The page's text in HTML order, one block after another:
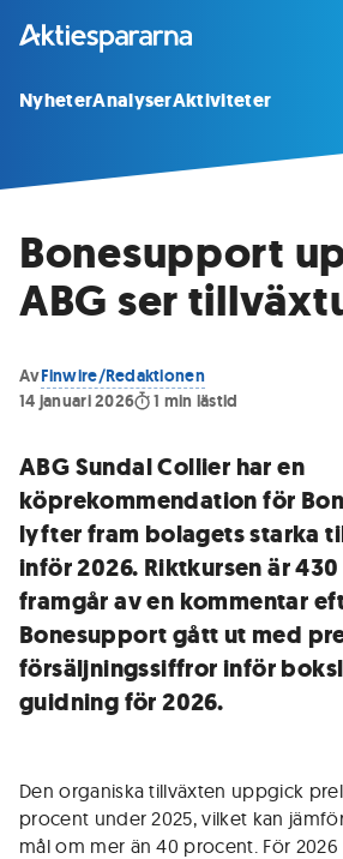
NyheterAnalyserAktiviteter
Bonesupport
ABG ser
AvFinwire/Redaktionen
14 januari 2026
1 min lästid
ABG Sundal Collier har en
köprekommendation för
lyfter fram bolagets starka
inför 2026. Riktkursen är
framgår av en kommentar
Bonesupport gått ut med
försäljningssiffror inför
guidning för 2026.
Den organiska tillväxten uppgick
procent under 2025, vilket kan
mål om mer än 40 procent. För